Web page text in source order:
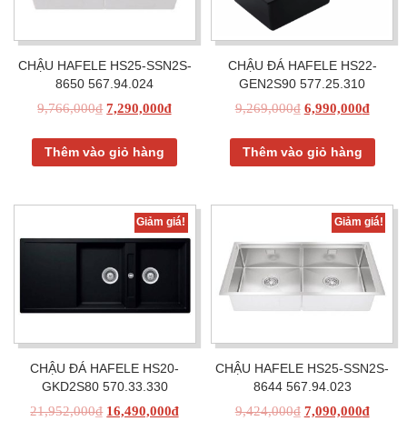
CHẬU HAFELE HS25-SSN2S-
8650 567.94.024
9,766,000₫ 7,290,000₫
Thêm vào giỏ hàng
CHẬU ĐÁ HAFELE HS22-
GEN2S90 577.25.310
9,269,000₫ 6,990,000₫
Thêm vào giỏ hàng
Giảm giá!
CHẬU ĐÁ HAFELE HS20-
GKD2S80 570.33.330
21,952,000₫ 16,490,000₫
Giảm giá!
CHẬU HAFELE HS25-SSN2S-
8644 567.94.023
9,424,000₫ 7,090,000₫